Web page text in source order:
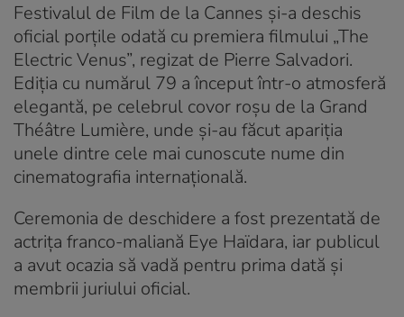
Festivalul de Film de la Cannes și-a deschis
oficial porțile odată cu premiera filmului „The
Electric Venus”, regizat de Pierre Salvadori.
Ediția cu numărul 79 a început într-o atmosferă
elegantă, pe celebrul covor roșu de la Grand
Théâtre Lumière, unde și-au făcut apariția
unele dintre cele mai cunoscute nume din
cinematografia internațională.
Ceremonia de deschidere a fost prezentată de
actrița franco-maliană Eye Haïdara, iar publicul
a avut ocazia să vadă pentru prima dată și
membrii juriului oficial.